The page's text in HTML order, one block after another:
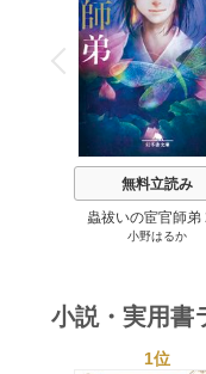
P
r
e
v
i
o
u
s
無料立読み
蟲祓いの宦官師弟
小野はるか
小説・実用書
1位